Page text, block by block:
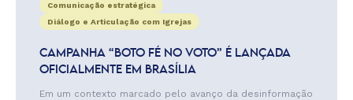
Comunicação estratégica
Diálogo e Articulação com Igrejas
CAMPANHA “BOTO FÉ NO VOTO” É LANÇADA
OFICIALMENTE EM BRASÍLIA
Em um contexto marcado pelo avanço da desinformação